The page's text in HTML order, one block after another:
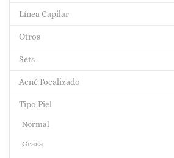
Línea Capilar
Otros
Sets
Acné Focalizado
Tipo Piel
Normal
Grasa